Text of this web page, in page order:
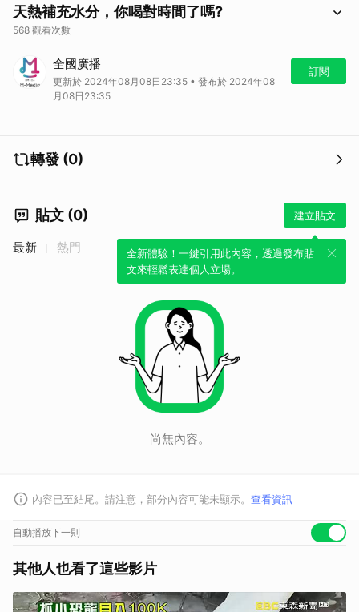
天熱補充水分，你喝對時間了嗎?
568 觀看次數
全國廣播
更新於 2024年08月08日23:35 • 發布於 2024年08
月08日23:35
訂閱
轉發 (0)
貼文 (0) 建立貼文
全新體驗！一鍵引用此內容，透過發布貼
文來輕鬆表達個人立場。
最新 熱門
尚無內容。
內容已至結尾。請注意，部分內容可能未顯示。 查看資訊
自動播放下一則
其他人也看了這些影片